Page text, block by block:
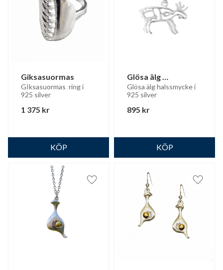
Giksasuormas
GIksasuormas  ring i
925 silver
1 375 kr
Glösa älg
halssmycke
Glösa älg halssmycke i
925 silver
895 kr
Lägg till i favoriter Lägg